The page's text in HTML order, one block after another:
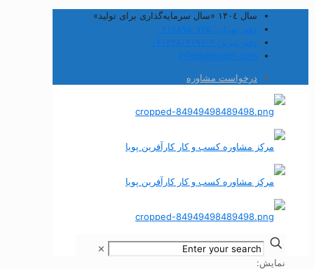
سال ۱۴۰٤ «سال سرمایه‌گذاری برای تولید»
دفتر تهران: ۰۲۱۸۸۹۵۰۷۷۵
دفتر تبریز: ۲-۰۴۱۳۲۸۰۲۱۹۱
info@alinaziri.com
درخواست مشاوره
✕
نمایش: